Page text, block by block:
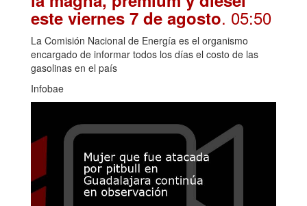
este viernes 7 de agosto. 05:50
La Comisión Nacional de Energía es el organismo
encargado de informar todos los días el costo de las
gasolinas en el país
Infobae